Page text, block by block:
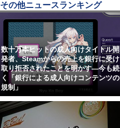
その他ニュースランキング
数十万本ヒットの成人向けタイトル開
発者、Steamからの売上を銀行に受け
取り拒否されたことを明かす―今も続
く「銀行による成人向けコンテンツの
規制」